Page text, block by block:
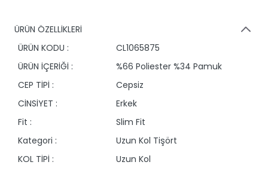
ÜRÜN ÖZELLİKLERİ
ÜRÜN KODU :
CL1065875
ÜRÜN İÇERİĞİ :
%66 Poliester %34 Pamuk
CEP TİPİ :
Cepsiz
CİNSİYET :
Erkek
Fit :
Slim Fit
Kategori :
Uzun Kol Tişört
KOL TİPİ :
Uzun Kol